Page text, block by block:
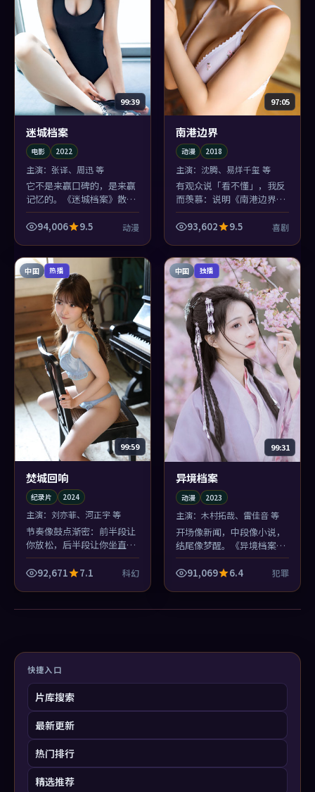
99:39
迷城档案
电影 2022
主演： 张译、周迅 等
它不是来赢口碑的，是来赢
记忆的。《迷城档案》散场
后你会忘记几个桥段，但忘
不掉边境小镇那场雨的味道
94,006 9.5 动漫
97:05
南港边界
动漫 2018
主演：沈腾、易烊千玺 等
有观众说「看不懂」，我反
而羡慕：说明《南港边界》
还留了缝。喜剧类型里敢留
缝的，2018年后多半会被反
93,602 9.5 喜剧
中国 热播
99:59
焚城回响
纪录片 2024
主演： 刘亦菲、河正宇 等
节奏像鼓点渐密：前半段让
你放松，后半段让你坐直。
《焚城回响》的科幻场面服
务于人物，而不是反过来
92,671 7.1 科幻
中国 独播
99:31
异境档案
动漫 2023
主演：木村拓哉、雷佳音 等
开场像新闻，中段像小说，
结尾像梦醒。《异境档案》
三段式气质不统一？不，这
正是郭帆想制造的失重。
91,069 6.4 犯罪
快捷入口
片库搜索
最新更新
热门排行
精选推荐